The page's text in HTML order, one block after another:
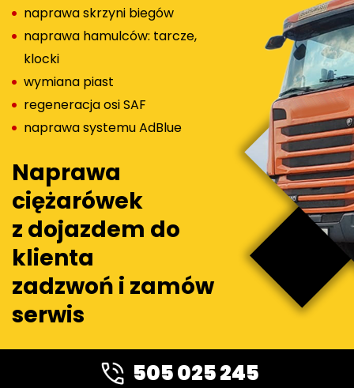
naprawa skrzyni biegów
naprawa hamulców: tarcze,
klocki
wymiana piast
regeneracja osi SAF
naprawa systemu AdBlue
Naprawa
ciężarówek
z dojazdem do
klienta
zadzwoń i zamów
serwis
505 025 245